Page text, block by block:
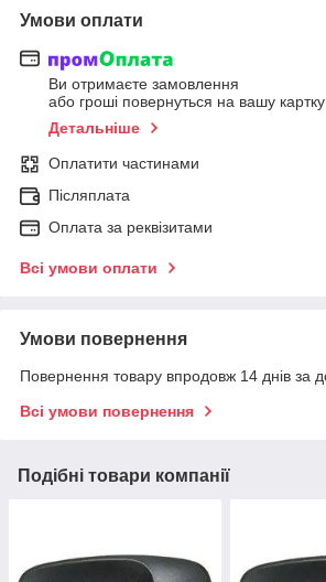
Умови оплати
Ви отримаєте замовлення
або гроші повернуться на вашу картку
Детальніше
Оплатити частинами
Післяплата
Оплата за реквізитами
Всі умови оплати
Умови повернення
Повернення товару впродовж 14 днів за
Всі умови повернення
Подібні товари компанії